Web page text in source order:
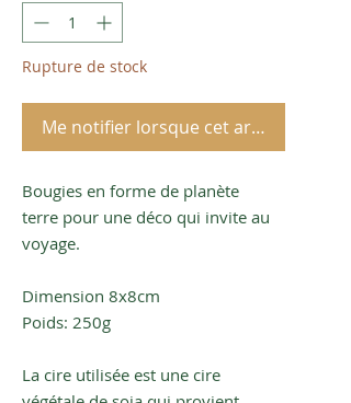
Rupture de stock
Me notifier lorsque cet article est
Bougies en forme de planète
terre pour une déco qui invite au
voyage.
Dimension 8x8cm
Poids: 250g
La cire utilisée est une cire